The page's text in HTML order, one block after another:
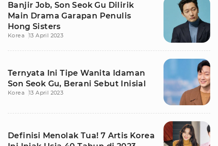
Banjir Job, Son Seok Gu Dilirik
Main Drama Garapan Penulis
Hong Sisters
Korea 13 April 2023
Ternyata Ini Tipe Wanita Idaman
Son Seok Gu, Berani Sebut Inisial
Korea 13 April 2023
Definisi Menolak Tua! 7 Artis Korea